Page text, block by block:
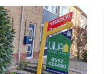
p
e
e
n
u
i